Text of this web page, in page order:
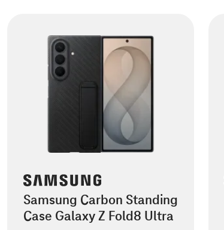
Samsung Carbon Standing
Case Galaxy Z Fold8 Ultra